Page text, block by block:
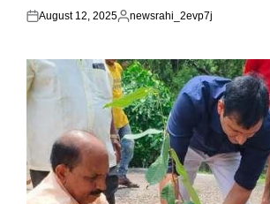
Posted
August 12, 2025
Posted
newsrahi_2evp7j